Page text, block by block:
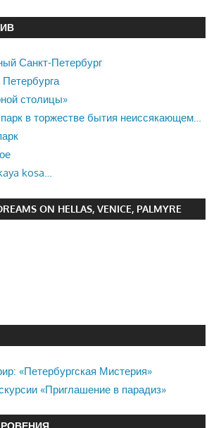
Санкт-Петербург
столицы»
в торжестве бытия неиссякающем…
kosa…
ON HELLAS, VENICE, PALMYRE
«Петербургская Мистерия»
«Приглашение в парадиз»